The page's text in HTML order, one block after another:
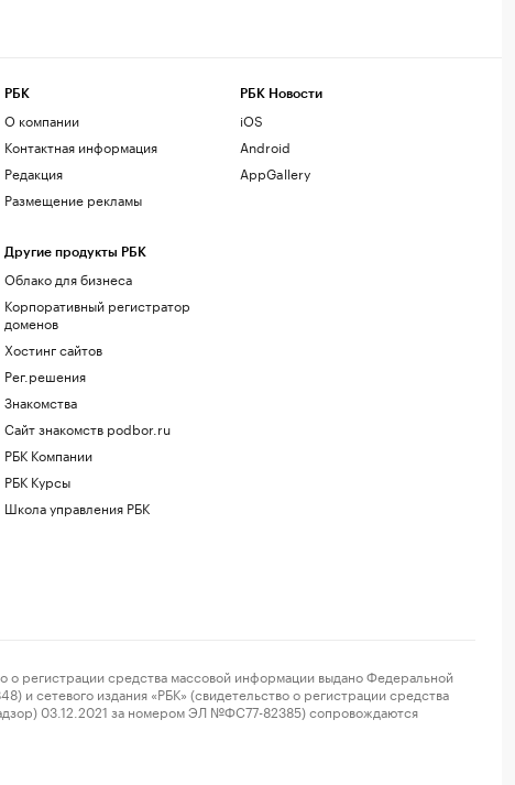
РБК
О компании
Контактная информация
Редакция
Размещение рекламы
Другие продукты РБК
Облако для бизнеса
Корпоративный регистратор
доменов
Хостинг сайтов
Рег.решения
Знакомства
Сайт знакомств podbor.ru
РБК Компании
РБК Курсы
Школа управления РБК
РБК Новости
iOS
Android
AppGallery
средства массовой информации выдано Федеральной
сетевого издания «РБК» (свидетельство о регистрации средства
03.12.2021 за номером ЭЛ №ФС77-82385) сопровождаются